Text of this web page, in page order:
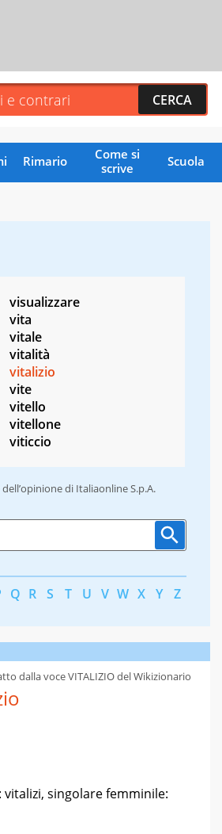
Rimario
Come si
scrive
Scuola
visualizzare
vita
vitale
vitalità
vitalizio
vite
vitello
vitellone
viticcio
di Italiaonline S.p.A.
Q R S T U V W X Y Z
singolare femminile:
dalla voce VITALIZIO del Wikizionario